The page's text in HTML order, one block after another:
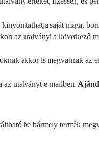
saját maga,
az utalványt a következő
akkor is megvannak az
az utalványt e-mailben.
be bármely termék